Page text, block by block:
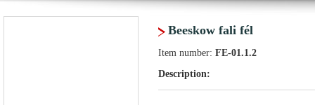
Beeskow fali fél
Item number: FE-01.1.2
Description: